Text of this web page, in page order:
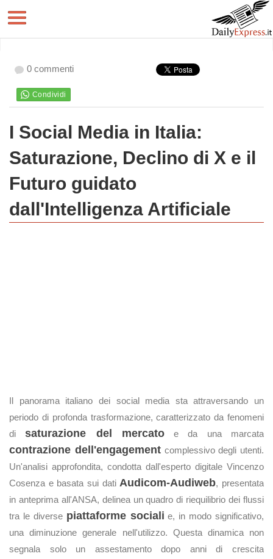
0 commenti
I Social Media in Italia:
Saturazione, Declino di X e il
Futuro guidato
dall'Intelligenza Artificiale
Il panorama italiano dei social media sta attraversando un
periodo di profonda trasformazione, caratterizzato da fenomeni
disaturazione del mercatoe da una marcata
contrazione dell'engagementcomplessivo degli utenti.
Un'analisi approfondita, condotta dall'esperto digitale Vincenzo
Cosenza e basata sui dati Audicom-Audiweb, presentata
in anteprima all'ANSA, delinea un quadro di riequilibrio dei flussi
tra le diverse piattaforme sociali e, in modo significativo,
una diminuzione generale nell'utilizzo. Questa dinamica non
segnala solo un assestamento dopo anni di crescita